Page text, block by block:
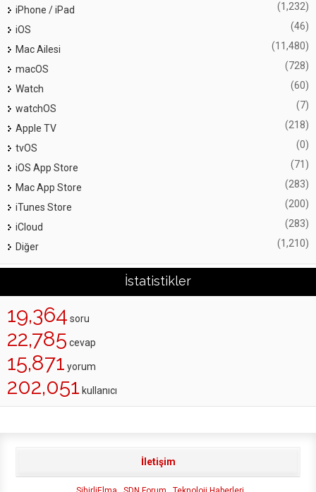
iPhone / iPad
(1,232)
iOS (46)
Mac Ailesi (11,480)
macOS (728)
Watch (60)
watchOS (7)
Apple TV (218)
tvOS (0)
iOS App Store (71)
Mac App Store (283)
iTunes Store (200)
iCloud (283)
Diğer (1,210)
İstatistikler
19,364 soru
22,785 cevap
15,871 yorum
202,051 kullanıcı
İletişim